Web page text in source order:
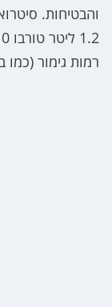
רמות גימור (כמו